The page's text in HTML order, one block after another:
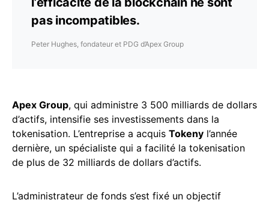
pas incompatibles.
Peter Hughes, fondateur et PDG d’Apex Group
Apex Group, qui administre 3 500 milliards de dollars
d’actifs, intensifie ses investissements dans la
tokenisation. L’entreprise a acquis Tokeny l’année
dernière, un spécialiste qui a facilité la tokenisation
de plus de 32 milliards de dollars d’actifs.
L’administrateur de fonds s’est fixé un objectif